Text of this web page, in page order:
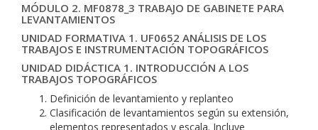
MÓDULO 2. MF0878_3 TRABAJO DE GABINETE PARA
LEVANTAMIENTOS
UNIDAD FORMATIVA 1. UF0652 ANÁLISIS DE LOS
TRABAJOS E INSTRUMENTACIÓN TOPOGRÁFICOS
UNIDAD DIDÁCTICA 1. INTRODUCCIÓN A LOS
TRABAJOS TOPOGRÁFICOS
Definición de levantamiento y replanteo
Clasificación de levantamientos según su extensión,
elementos representados y escala. Incluye